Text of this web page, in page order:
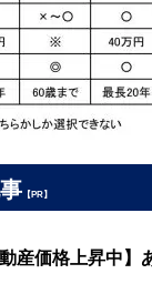
【PR】
動産価格上昇中